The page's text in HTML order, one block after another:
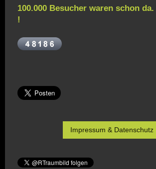
100.000 Besucher waren schon
!
Impressum & Datenschutz